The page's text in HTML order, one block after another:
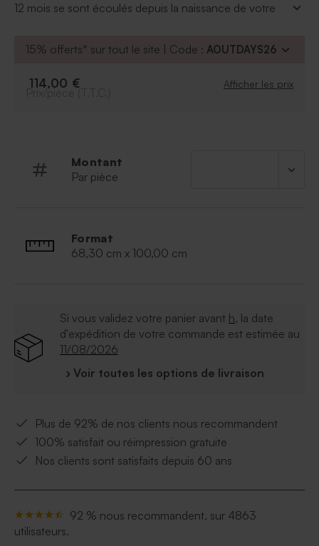
12 mois se sont écoulés depuis la naissance de votre
et fêtera ses 1 an avec émotion et souvenirs.
suspension.
15% offerts* sur tout le site | Code : AOUTDAYS26
114,00 € Afficher les prix
Montant
Par pièce
Format
68,30 cm x 100,00 cm
Si vous validez votre panier avant h, la date
d'expédition de votre commande est estimée au
11/08/2026
› Voir toutes les options de livraison
Plus de 92% de nos clients nous recommandent
100% satisfait ou réimpression gratuite
Nos clients sont satisfaits depuis 60 ans
92 % nous recommandent, sur 4863
utilisateurs.